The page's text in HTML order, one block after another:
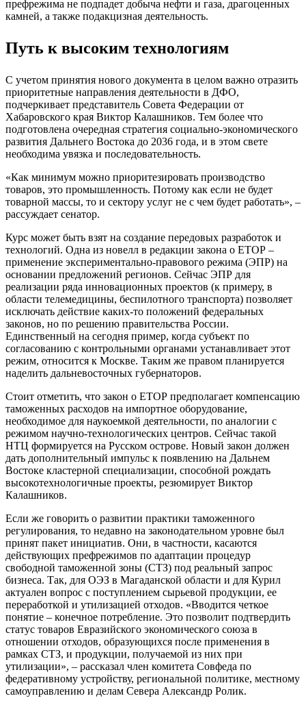
префрежима не подпадет добыча нефти и газа, драгоценных
камней, а также подакцизная деятельность.
Путь к высоким технологиям
С учетом принятия нового документа в целом важно отразить
приоритетные направления деятельности в ДФО,
подчеркивает представитель Совета Федерации от
Хабаровского края Виктор Калашников. Тем более что
подготовлена очередная стратегия социально-экономического
развития Дальнего Востока до 2036 года, и в этом свете
необходима увязка и последовательность.
«Как минимум можно приоритезировать производство
товаров, это промышленность. Потому как если не будет
товарной массы, то и сектору услуг не с чем будет работать», –
рассуждает сенатор.
Курс может быть взят на создание передовых разработок и
технологий. Одна из новелл в редакции закона о ЕТОР –
применение экспериментально-правового режима (ЭПР) на
основании предложений регионов. Сейчас ЭПР для
реализации ряда инновационных проектов (к примеру, в
области телемедицины, беспилотного транспорта) позволяет
исключать действие каких-то положений федеральных
законов, но по решению правительства России.
Единственный на сегодня пример, когда субъект по
согласованию с контрольными органами устанавливает этот
режим, относится к Москве. Таким же правом планируется
наделить дальневосточных губернаторов.
Стоит отметить, что закон о ЕТОР предполагает компенсацию
таможенных расходов на импортное оборудование,
необходимое для наукоемкой деятельности, по аналогии с
режимом научно-технологических центров. Сейчас такой
НТЦ формируется на Русском острове. Новый закон должен
дать дополнительный импульс к появлению на Дальнем
Востоке кластерной специализации, способной рождать
высокотехнологичные проекты, резюмирует Виктор
Калашников.
Если же говорить о развитии практики таможенного
регулирования, то недавно на законодательном уровне был
принят пакет инициатив. Они, в частности, касаются
действующих префрежимов по адаптации процедур
свободной таможенной зоны (СТЗ) под реальный запрос
бизнеса. Так, для ОЭЗ в Магаданской области и для Курил
актуален вопрос с поступлением сырьевой продукции, ее
переработкой и утилизацией отходов. «Вводится четкое
понятие – конечное потребление. Это позволит подтвердить
статус товаров Евразийского экономического союза в
отношении отходов, образующихся после применения в
рамках СТЗ, и продукции, получаемой из них при
утилизации», – рассказал член комитета Совфеда по
федеративному устройству, региональной политике, местному
самоуправлению и делам Севера Александр Ролик.